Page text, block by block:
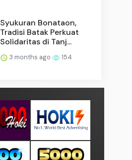
Syukuran Bonataon,
Tradisi Batak Perkuat
Solidaritas di Tanj...
3 months ago 154